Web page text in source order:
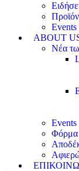
Events
ABOUT
Νέα
Events
Φόρμα